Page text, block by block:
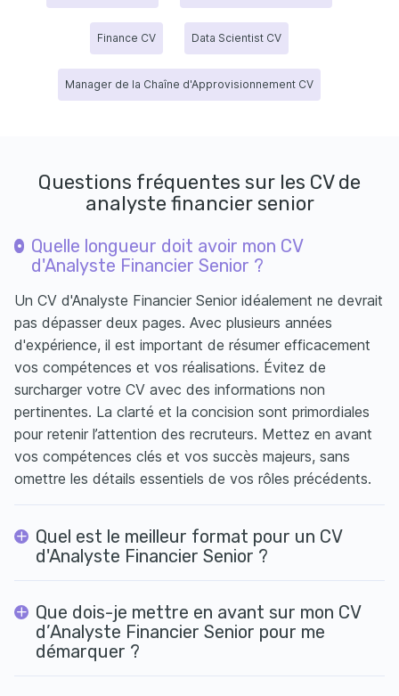
Finance CV Data Scientist CV
Manager de la Chaîne d'Approvisionnement CV
Questions fréquentes sur les CV de
analyste financier senior
Quelle longueur doit avoir mon CV
d'Analyste Financier Senior ?
Un CV d'Analyste Financier Senior idéalement ne devrait
pas dépasser deux pages. Avec plusieurs années
d'expérience, il est important de résumer efficacement
vos compétences et vos réalisations. Évitez de
surcharger votre CV avec des informations non
pertinentes. La clarté et la concision sont primordiales
pour retenir l’attention des recruteurs. Mettez en avant
vos compétences clés et vos succès majeurs, sans
omettre les détails essentiels de vos rôles précédents.
Quel est le meilleur format pour un CV
d'Analyste Financier Senior ?
Que dois-je mettre en avant sur mon CV
d’Analyste Financier Senior pour me
démarquer ?